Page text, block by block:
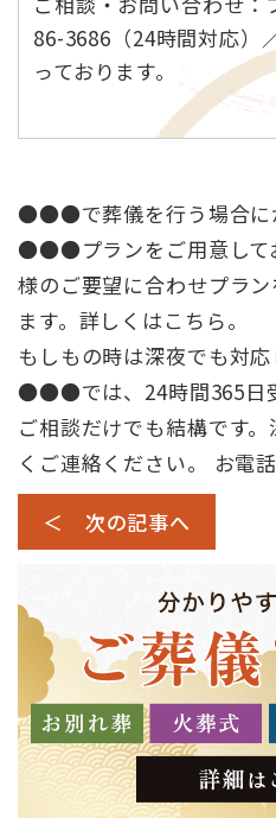
86-3686（24時間対応）
っております。
●●●で葬儀を行う場合に
●●●プランをご用意して
様のご要望に合わせプラ
ます。詳しくはこちら。
もしもの時は深夜でも対
●●●では、24時間365日受
ご相談だけでも結構です
くご連絡ください。 お電
＜ 次の記事へ